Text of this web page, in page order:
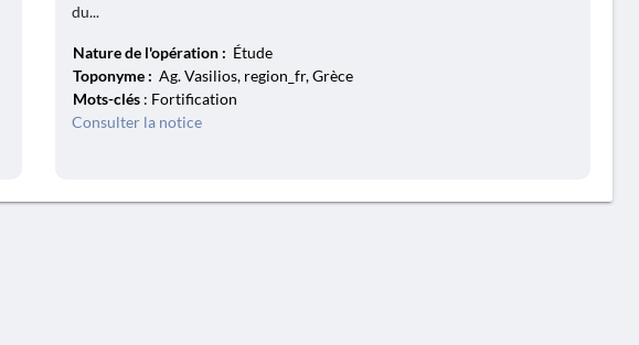
du...
Nature de l'opération : Étude
Toponyme : Ag. Vasilios, region_fr, Grèce
Mots-clés : Fortification
Consulter la notice